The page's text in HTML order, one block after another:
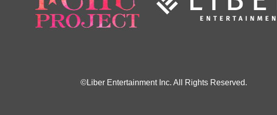
©Liber Entertainment Inc. All Rights Reserved.